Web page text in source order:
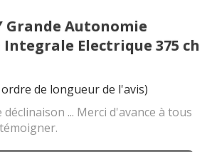
Grande Autonomie
Electrique 375 ch
de longueur de l'avis)
... Merci d'avance à tous